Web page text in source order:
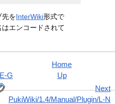
先をInterWiki形式で
はエンコードされて
G
Next
PukiWiki/1.4/Manual/Plugin/L-N
Home
Up